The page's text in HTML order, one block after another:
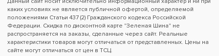
каких условиях не является публичной офертой, определяемой
положениями Статьи 437 (2) Гражданского кодекса Российской
Федерации. Скидка по дисконтной карте "Зеленая Шина" не
распространяется на заказы, сделанные через сайт. Реальные
характеристики товаров могут отличаться от представленных. Цены на
сайте могут отличаться от цен в ТСЦ.